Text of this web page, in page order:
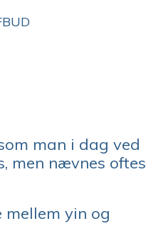
man i dag ved
men nævnes oftes
mellem yin og